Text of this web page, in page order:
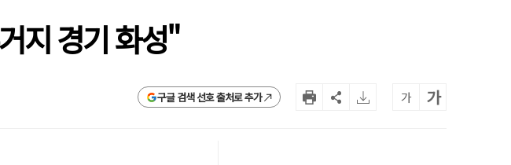
지 경기 화성"
구글 검색 선호 출처로 추가 가 가